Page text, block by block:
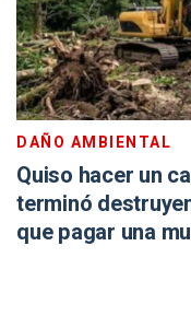
DAÑO AMBIENTAL
Quiso hacer un
terminó
que pagar una